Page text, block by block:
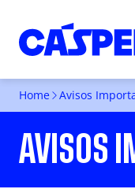
Home Avisos
AVISOS